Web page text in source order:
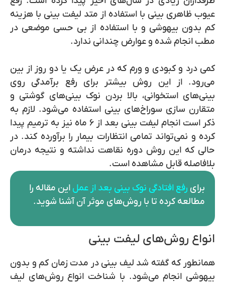
عیوب ظاهری بینی با استفاده از متد لیفت بینی با هزینه
کم بدون بیهوشی و با استفاده از بی حسی موضعی در
مطب انجام شده و عوارض چندانی ندارد.
کمی درد و کبودی و ورم که در عرض یک یا دو روز از بین
می‌رود. از این روش بیشتر برای رفع برآمدگی روی
بینی‌های استخوانی، بالا بردن نوک بینی‌های گوشتی و
متقارن سازی سوراخ‌های بینی استفاده می‌شود. لازم به
ذکر است انجام لیفت بینی بعد از ۶ ماه نیز به ترمیم پیدا
کرده و نمی‌تواند تمامی انتظارات بیمار را برآورده کند. در
حالی که این روش دوره نقاهت نداشته و نتیجه درمان
بلافاصله قابل مشاهده است.
برای رفع افتادگی نوک بینی بعد از عمل این مقاله را
مطالعه کرده تا با روش‌های موثر آن آشنا شوید.
انواع روش‌های لیفت بینی
همانطور که گفته شد لیف بینی در مدت زمان کم و بدون
بیهوشی انجام می‌شود. با شناخت انواع روش‌های لیف